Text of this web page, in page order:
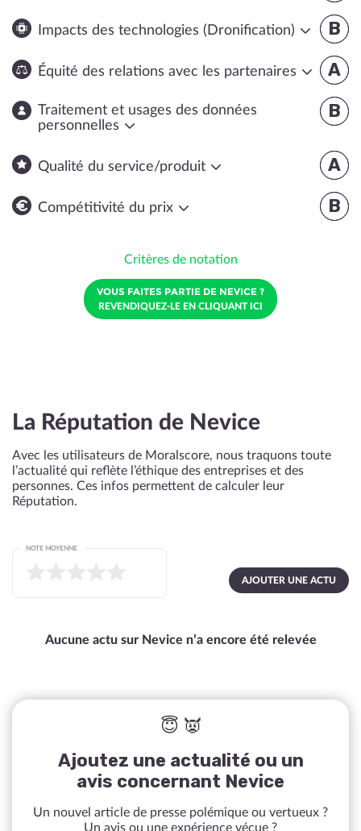
B
Impacts des technologies (Dronification)
A
Équité des relations avec les partenaires
B
Traitement et usages des données
personnelles
A
Qualité du service/produit
B
Compétitivité du prix
Critères de notation
VOUS FAITES PARTIE DE NEVICE ?
REVENDIQUEZ-LE EN CLIQUANT ICI
La Réputation de Nevice
Avec les utilisateurs de Moralscore, nous traquons toute
l’actualité qui reflète l’éthique des entreprises et des
personnes. Ces infos permettent de calculer leur
Réputation.
AJOUTER UNE ACTU
NOTE MOYENNE
Aucune actu sur Nevice n’a encore été relevée
😇 👿
Ajoutez une actualité ou un
avis concernant Nevice
Un nouvel article de presse polémique ou vertueux ?
Un avis ou une expérience vécue ?